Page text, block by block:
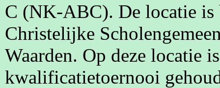
C (NK-ABC). De locatie is
Christelijke
Waarden. Op deze locatie
kwalificatietoernooi